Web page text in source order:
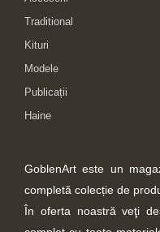
Traditional
Kituri
Modele
Publicații
Haine
GoblenArt este un
completă colecție de
În oferta noastră veţi